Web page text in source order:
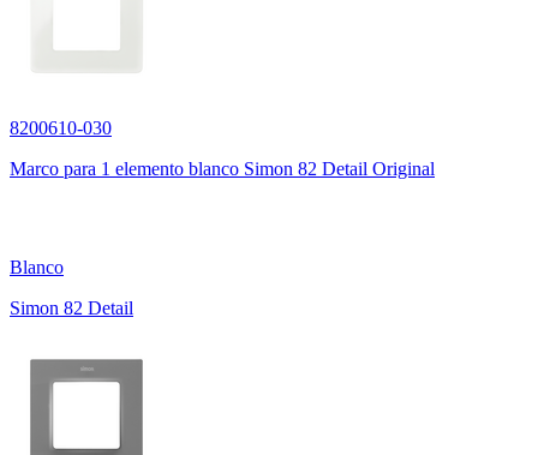
8200610-030
Marco para 1 elemento blanco Simon 82 Detail Original
Blanco
Simon 82 Detail